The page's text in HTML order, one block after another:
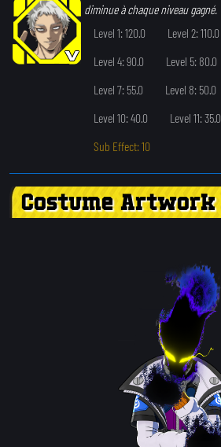
diminue à chaque niveau gagné.
Level 1: 120.0
Level 2: 110.0
Level 4: 90.0
Level 5: 80.0
Level 7: 55.0
Level 8: 50.0
Level 10: 40.0
Level 11: 35.0
Sub Effect: 10
Costume Artwork